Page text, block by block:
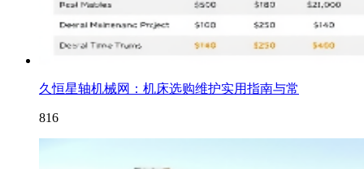
久恒星轴机械网：机床选购维护实用指南与常
816